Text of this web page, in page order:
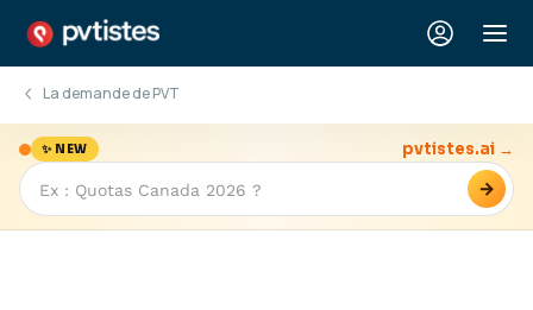
La demande de PVT
✨ NEW
→
pvtistes.ai →